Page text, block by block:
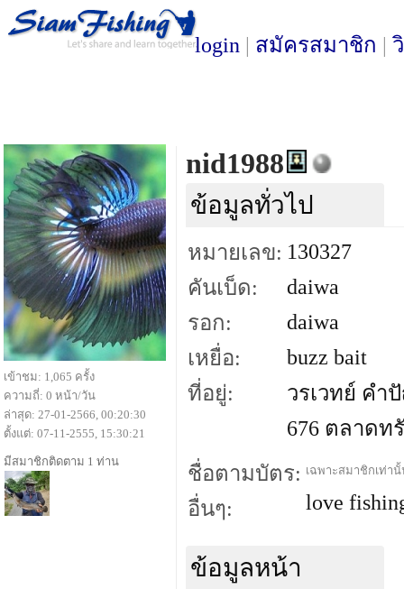
login | สมัครสมาชิก |
nid1988
ข้อมูลทั่วไป
หมายเลข: 130327
คันเบ็ด:
daiwa
รอก:
daiwa
เหยื่อ:
buzz bait
ที่อยู่:
วรเวทย์ คำ
676 ตลาดท
ชื่อตามบัตร: เฉพาะสมาชิกเท่า
อื่นๆ: love
ข้อมูลหน้า
เข้าชม: 1,065 ครั้ง
ความถี่: 0 หน้า/วัน
ล่าสุด: 27-01-2566, 00:20:30
ตั้งแต่: 07-11-2555, 15:30:21
มีสมาชิกติดตาม 1 ท่าน